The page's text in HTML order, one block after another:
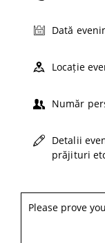
Please prove